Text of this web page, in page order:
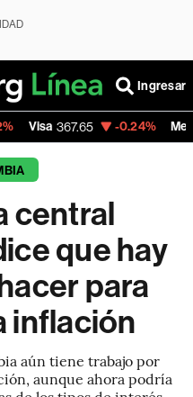
Ingresar
-0.24% MercadoLibre
central
que hay
para
inflación
aún tiene trabajo por
aunque ahora podría